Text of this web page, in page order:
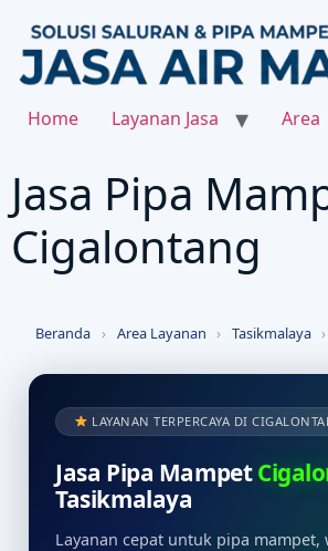
Home Layanan Jasa Area
Jasa Pipa
Cigalontang
Beranda › Area Layanan › Tasikmalaya ›
LAYANAN TERPERCAYA DI
Jasa Pipa Mampet
Tasikmalaya
Layanan cepat untuk pipa mampet,